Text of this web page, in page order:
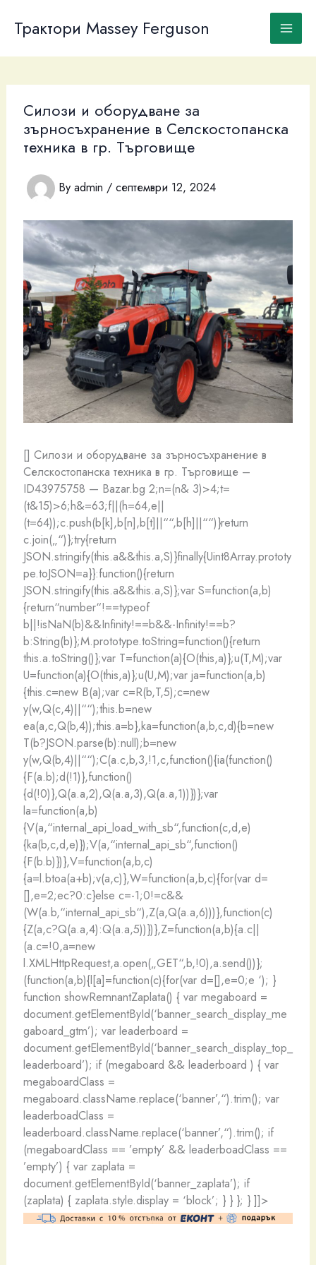
content
Трактори Massey Ferguson
Силози и оборудване за
зърносъхранение в Селскостопанска
техника в гр. Търговище
By admin / септември 12, 2024
[] Силози и оборудване за зърносъхранение в
Селскостопанска техника в гр. Търговище –
ID43975758 — Bazar.bg 2;n=(n& 3)>4;t=
(t&15)>6;h&=63;f||(h=64,e||
(t=64));c.push(b[k],b[n],b[t]||““,b[h]||““)}return
c.join(„“)};try{return
JSON.stringify(this.a&&this.a,S)}finally{Uint8Array.prototy
pe.toJSON=a}}:function(){return
JSON.stringify(this.a&&this.a,S)};var S=function(a,b)
{return“number“!==typeof
b||!isNaN(b)&&Infinity!==b&&-Infinity!==b?
b:String(b)};M.prototype.toString=function(){return
this.a.toString()};var T=function(a){O(this,a)};u(T,M);var
U=function(a){O(this,a)};u(U,M);var ja=function(a,b)
{this.c=new B(a);var c=R(b,T,5);c=new
y(w,Q(c,4)||““);this.b=new
ea(a,c,Q(b,4));this.a=b},ka=function(a,b,c,d){b=new
T(b?JSON.parse(b):null);b=new
y(w,Q(b,4)||““);C(a.c,b,3,!1,c,function(){ia(function()
{F(a.b);d(!1)},function()
{d(!0)},Q(a.a,2),Q(a.a,3),Q(a.a,1))})};var
la=function(a,b)
{V(a,“internal_api_load_with_sb“,function(c,d,e)
{ka(b,c,d,e)});V(a,“internal_api_sb“,function()
{F(b.b)})},V=function(a,b,c)
{a=l.btoa(a+b);v(a,c)},W=function(a,b,c){for(var d=
[],e=2;ec?0:c}else c=-1;0!=c&&
(W(a.b,“internal_api_sb“),Z(a,Q(a.a,6)))},function(c)
{Z(a,c?Q(a.a,4):Q(a.a,5))})},Z=function(a,b){a.c||
(a.c=!0,a=new
l.XMLHttpRequest,a.open(„GET“,b,!0),a.send())};
(function(a,b){l[a]=function(c){for(var d=[],e=0;e ‘); }
function showRemnantZaplata() { var megaboard =
document.getElementById(‘banner_search_display_me
gaboard_gtm’); var leaderboard =
document.getElementById(‘banner_search_display_top_
leaderboard’); if (megaboard && leaderboard ) { var
megaboardClass =
megaboard.className.replace(‘banner’,“).trim(); var
leaderboadClass =
leaderboard.className.replace(‘banner’,“).trim(); if
(megaboardClass == ’empty’ && leaderboadClass ==
’empty’) { var zaplata =
document.getElementById(‘banner_zaplata’); if
(zaplata) { zaplata.style.display = ‘block’; } } }; } ]]>